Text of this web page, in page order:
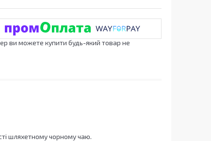
ви можете купити будь-який товар не
шляхетному чорному чаю.